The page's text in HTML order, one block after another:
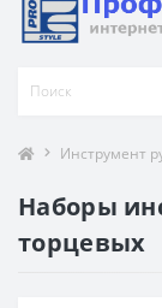
Инструмент
Наборы
торцевых